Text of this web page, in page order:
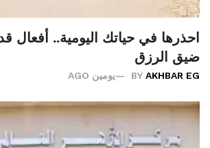
احذرها في حياتك اليومية.. أفعال
ضيق الرزق
BY AKHBAR EG يومين AGO